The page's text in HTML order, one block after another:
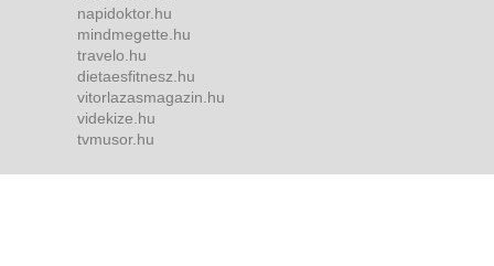
napidoktor.hu
mindmegette.hu
travelo.hu
dietaesfitnesz.hu
vitorlazasmagazin.hu
videkize.hu
tvmusor.hu